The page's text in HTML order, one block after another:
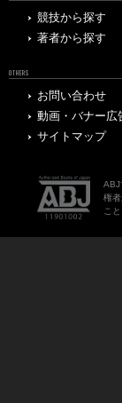
競技から探す
著者から探す
OTHERS
お問い合わせ
動画・バナー広
サイトマップ
ABJ
権
こ